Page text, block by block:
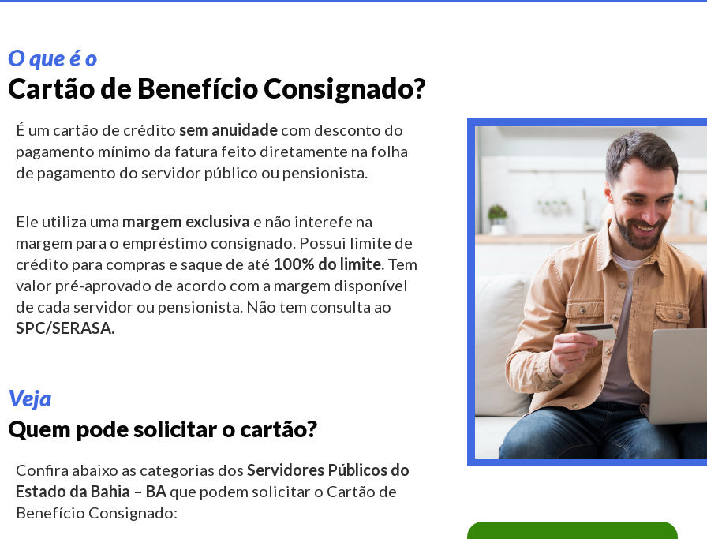
O que é o
Cartão de Benefício Consignado?
É um cartão de crédito sem anuidade com desconto do
pagamento mínimo da fatura feito diretamente na folha
de pagamento do servidor público ou pensionista.
Ele utiliza uma margem exclusiva e não interefe na
margem para o empréstimo consignado. Possui limite de
crédito para compras e saque de até 100% do limite. Tem
valor pré-aprovado de acordo com a margem disponível
de cada servidor ou pensionista. Não tem consulta ao
SPC/SERASA.
Veja
Quem pode solicitar o cartão?
Confira abaixo as categorias dos Servidores Públicos do
Estado da Bahia – BA que podem solicitar o Cartão de
Benefício Consignado: